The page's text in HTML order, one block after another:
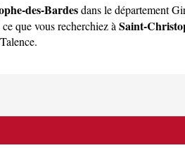
des-Bardesdans le département
que vous recherchiez à Saint-
Talence.